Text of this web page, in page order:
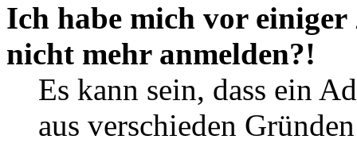
Ich habe mich vor
nicht mehr anmelden?!
Es kann sein, dass ein
aus verschieden